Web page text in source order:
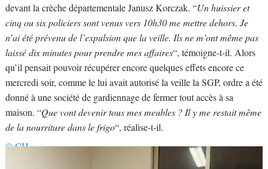
devant la crèche départementale Janusz Korczak. “Un huissier et
cinq ou six policiers sont venus vers 10h30 me mettre dehors. Je
n’ai été prévenu de l’expulsion que la veille. Ils ne m’ont même pas
laissé dix minutes pour prendre mes affaires“, témoigne-t-il. Alors
qu’il pensait pouvoir récupérer encore quelques effets encore ce
mercredi soir, comme le lui avait autorisé la veille la SGP, ordre a été
donné à une société de gardiennage de fermer tout accès à sa
maison. “Que vont devenir tous mes meubles ? Il y me restait même
de la nourriture dans le frigo“, réalise-t-il.
© CH